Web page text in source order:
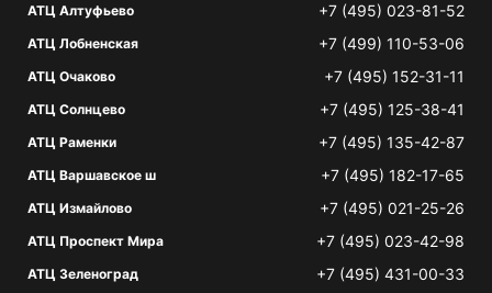
АТЦ Алтуфьево +7 (495) 023-81-52
АТЦ Лобненская +7 (499) 110-53-06
АТЦ Очаково +7 (495) 152-31-11
АТЦ Солнцево +7 (495) 125-38-41
АТЦ Раменки +7 (495) 135-42-87
АТЦ Варшавское ш +7 (495) 182-17-65
АТЦ Измайлово +7 (495) 021-25-26
АТЦ Проспект Мира +7 (495) 023-42-98
АТЦ Зеленоград +7 (495) 431-00-33